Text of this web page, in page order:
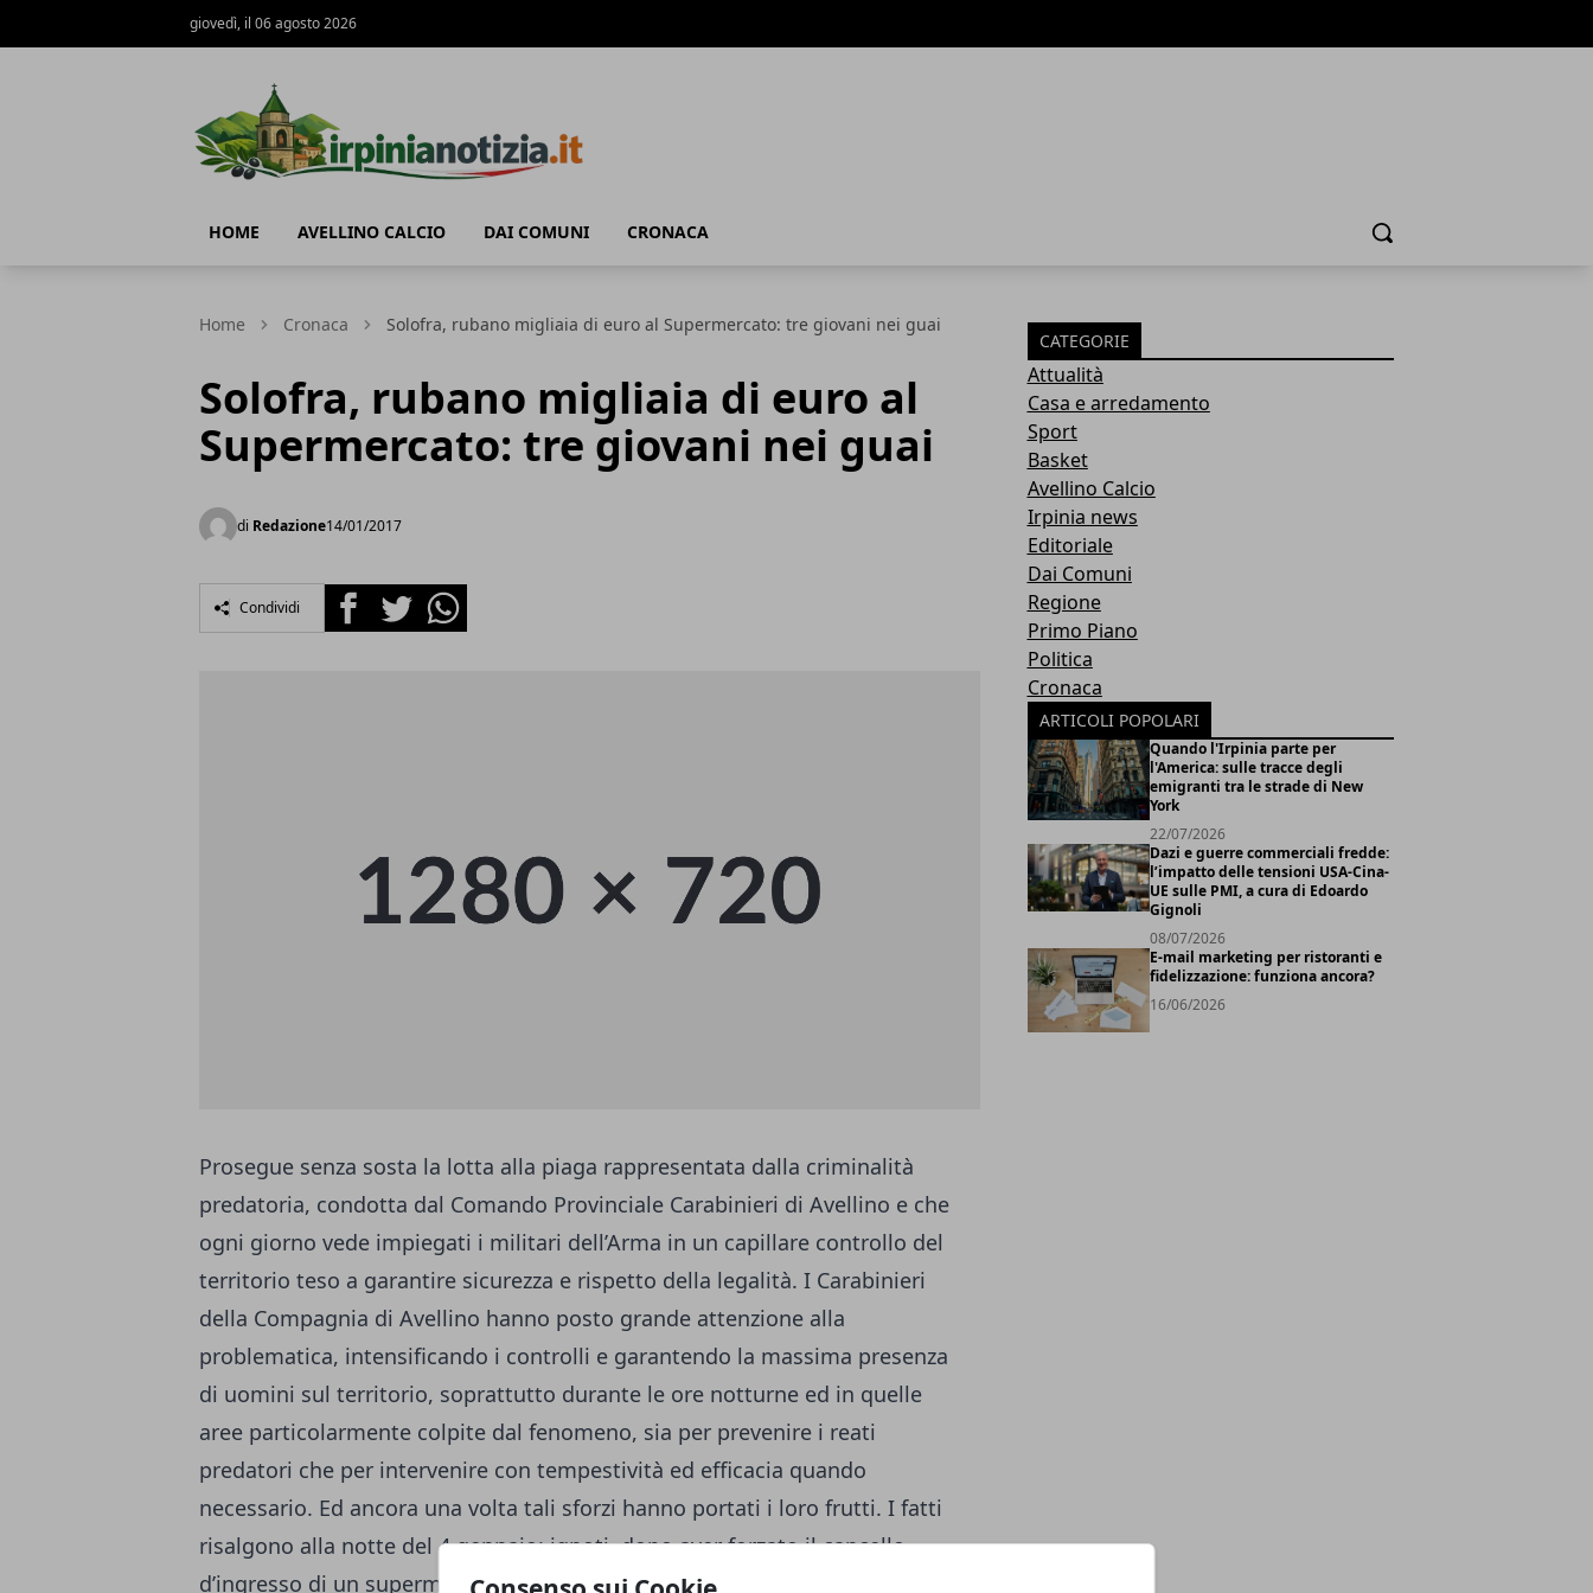
giovedì, il 06 agosto 2026
HOME AVELLINO CALCIO DAI COMUNI CRONACA Cerca
Home Cronaca Solofra, rubano migliaia di euro al Supermercato: tre giovani nei guai
Solofra, rubano migliaia di euro al
Supermercato: tre giovani nei guai
di Redazione14/01/2017
Condividi FacebookTwitterWhatsapp
Prosegue senza sosta la lotta alla piaga rappresentata dalla criminalità
predatoria, condotta dal Comando Provinciale Carabinieri di Avellino e che
ogni giorno vede impiegati i militari dell’Arma in un capillare controllo del
territorio teso a garantire sicurezza e rispetto della legalità. I Carabinieri
della Compagnia di Avellino hanno posto grande attenzione alla
problematica, intensificando i controlli e garantendo la massima presenza
di uomini sul territorio, soprattutto durante le ore notturne ed in quelle
aree particolarmente colpite dal fenomeno, sia per prevenire i reati
predatori che per intervenire con tempestività ed efficacia quando
necessario. Ed ancora una volta tali sforzi hanno portati i loro frutti. I fatti
risalgono alla notte del 4 gennaio: ignoti, dopo aver forzato il cancello
d’ingresso di un supermercato di Solofra, entravano ed asportavano
CATEGORIE
Attualità
Casa e arredamento
Sport
Basket
Avellino Calcio
Irpinia news
Editoriale
Dai Comuni
Regione
Primo Piano
Politica
Cronaca
ARTICOLI POPOLARI
Quando l'Irpinia parte per
l'America: sulle tracce degli
emigranti tra le strade di New
York
22/07/2026
Dazi e guerre commerciali fredde:
l’impatto delle tensioni USA-Cina-
UE sulle PMI, a cura di Edoardo
Gignoli
08/07/2026
E-mail marketing per ristoranti e
fidelizzazione: funziona ancora?
16/06/2026